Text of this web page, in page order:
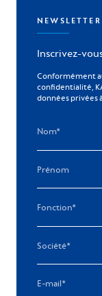
NEWSLETTER
Inscrivez-
Conformément
confidentialité,
données privées